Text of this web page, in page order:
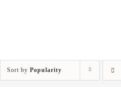
Sort by Popularity